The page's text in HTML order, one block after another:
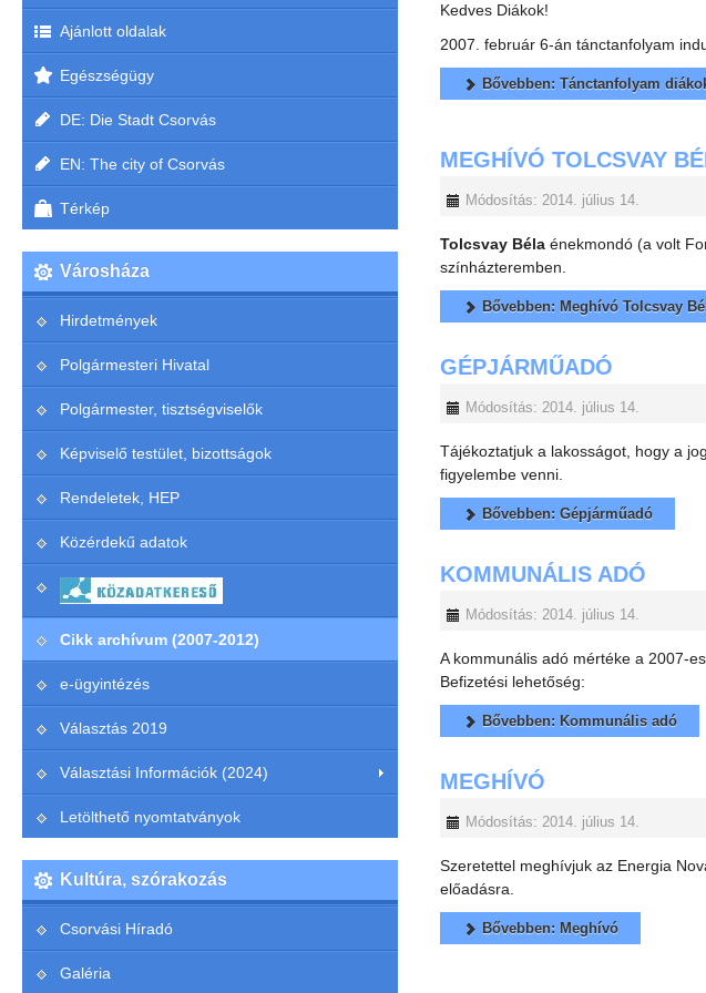
Kedves Diákok!
2007. február 6-án tánctanfolyam
Bővebben: Tánctanfolyam
MEGHÍVÓ TOLCSVAY
Módosítás: 2014. július 14.
Tolcsvay Bélaénekmondó (a volt
színházteremben.
Bővebben: Meghívó Tolcsvay
GÉPJÁRMŰADÓ
Módosítás: 2014. július 14.
Tájékoztatjuk a lakosságot, hogy a
figyelembe venni.
Bővebben: Gépjárműadó
KOMMUNÁLIS ADÓ
Módosítás: 2014. július 14.
A kommunális adó mértéke a 2007-
Befizetési lehetőség:
Bővebben: Kommunális adó
MEGHÍVÓ
Módosítás: 2014. július 14.
Szeretettel meghívjuk az Energia
előadásra.
Bővebben: Meghívó
Ajánlott oldalak
Egészségügy
DE: Die Stadt Csorvás
EN: The city of Csorvás
Térkép
Városháza
Hirdetmények
Polgármesteri Hivatal
Polgármester, tisztségviselők
Képviselő testület, bizottságok
Rendeletek, HEP
Közérdekű adatok
Cikk archívum (2007-2012)
e-ügyintézés
Választás 2019
Választási Információk (2024)
Letölthető nyomtatványok
Kultúra, szórakozás
Csorvási Híradó
Galéria